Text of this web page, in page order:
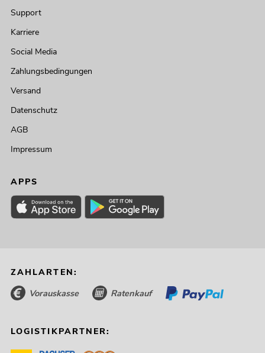
Support
Karriere
Social Media
Zahlungsbedingungen
Versand
Datenschutz
AGB
Impressum
APPS
ZAHLARTEN:
Vorauskasse Ratenkauf
LOGISTIKPARTNER: